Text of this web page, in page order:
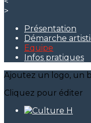
>
Présentation
Démarche
Equipe
Infos pratiques
Ajoutez un logo, un
Cliquez pour éditer